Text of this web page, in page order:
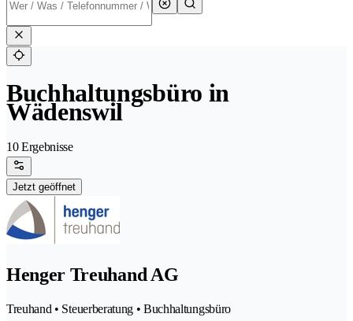
Buchhaltungsbüro in
Wädenswil
10 Ergebnisse
Jetzt geöffnet
Henger Treuhand AG
Treuhand • Steuerberatung • Buchhaltungsbüro